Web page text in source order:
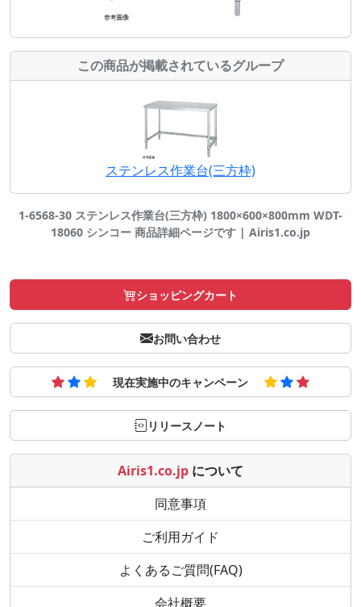
この商品が掲載されているグループ
ステンレス作業台(三方枠)
1-6568-30 ステンレス作業台(三方枠) 1800×600×800mm WDT-
18060 シンコー 商品詳細ページです | Airis1.co.jp
ショッピングカート
お問い合わせ
現在実施中のキャンペーン
リリースノート
Airis1.co.jp について
同意事項
ご利用ガイド
よくあるご質問(FAQ)
会社概要